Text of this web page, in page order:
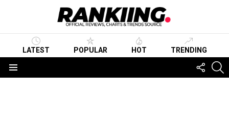
LATEST POPULAR HOT TRENDING
US